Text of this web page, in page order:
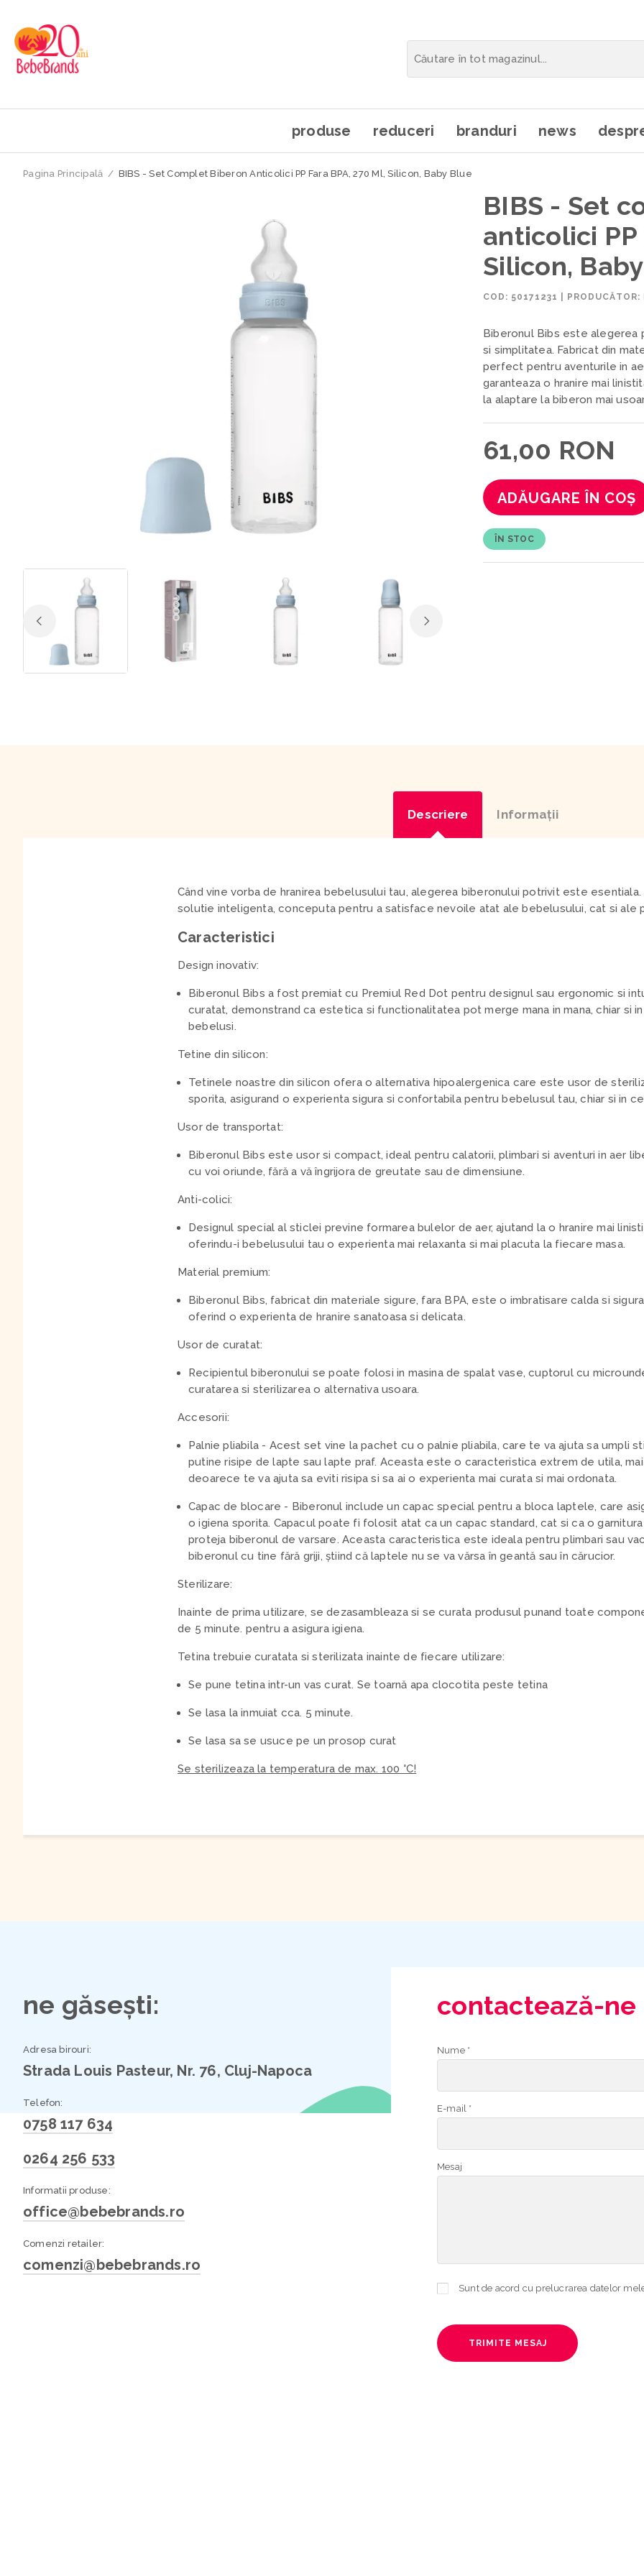
produse reduceri branduri news
Pagina Principală / BIBS - Set Complet Biberon Anticolici PP Fara BPA, 270 Ml, Silicon, Baby Blue
BIBS - Set
anticolici PP
Silicon,
COD: 50171231 PRODUCĂTOR:
Biberonul Bibs este alegerea
si simplitatea. Fabricat din
perfect pentru aventurile in
garanteaza o hranire mai
la alaptare la biberon mai
61,00 RON
ADĂUGARE ÎN COȘ
ÎN STOC
Descriere Informaţii
Când vine vorba de hranirea bebelusului tau, alegerea biberonului potrivit este
solutie inteligenta, conceputa pentru a satisface nevoile atat ale bebelusului, cat si ale
Caracteristici
Design inovativ:
Biberonul Bibs a fost premiat cu Premiul Red Dot pentru designul sau ergonomic si
curatat, demonstrand ca estetica si functionalitatea pot merge mana in mana, chiar si
bebelusi.
Tetine din silicon:
Tetinele noastre din silicon ofera o alternativa hipoalergenica care este usor de
sporita, asigurand o experienta sigura si confortabila pentru bebelusul tau, chiar si in
Usor de transportat:
Biberonul Bibs este usor si compact, ideal pentru calatorii, plimbari si aventuri in aer
cu voi oriunde, fără a vă îngrijora de greutate sau de dimensiune.
Anti-colici:
Designul special al sticlei previne formarea bulelor de aer, ajutand la o hranire mai
oferindu-i bebelusului tau o experienta mai relaxanta si mai placuta la fiecare masa.
Material premium:
Biberonul Bibs, fabricat din materiale sigure, fara BPA, este o imbratisare calda si
oferind o experienta de hranire sanatoasa si delicata.
Usor de curatat:
Recipientul biberonului se poate folosi in masina de spalat vase, cuptorul cu
curatarea si sterilizarea o alternativa usoara.
Accesorii:
Palnie pliabila - Acest set vine la pachet cu o palnie pliabila, care te va ajuta sa umpli
putine risipe de lapte sau lapte praf. Aceasta este o caracteristica extrem de utila,
deoarece te va ajuta sa eviti risipa si sa ai o experienta mai curata si mai ordonata.
Capac de blocare - Biberonul include un capac special pentru a bloca laptele, care
o igiena sporita. Capacul poate fi folosit atat ca un capac standard, cat si ca o
proteja biberonul de varsare. Aceasta caracteristica este ideala pentru plimbari sau
biberonul cu tine fără griji, știind că laptele nu se va vărsa în geantă sau în cărucior.
Sterilizare:
Inainte de prima utilizare, se dezasambleaza si se curata produsul punand toate
de 5 minute. pentru a asigura igiena.
Tetina trebuie curatata si sterilizata inainte de fiecare utilizare:
Se pune tetina intr-un vas curat. Se toarnă apa clocotita peste tetina
Se lasa la inmuiat cca. 5 minute.
Se lasa sa se usuce pe un prosop curat
Se sterilizeaza la temperatura de max. 100 °C!
ne găsești:
Adresa birouri:
Strada Louis Pasteur, Nr. 76, Cluj-Napoca
Telefon:
0758 117 634
0264 256 533
Informatii produse:
office@bebebrands.ro
Comenzi retailer:
comenzi@bebebrands.ro
contactează-ne
Nume *
E-mail *
Mesaj
TRIMITE MESAJ